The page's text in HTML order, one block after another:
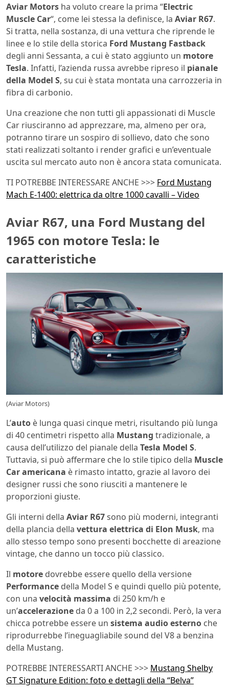
Aviar Motors ha voluto creare la prima “Electric
Muscle Car“, come lei stessa la definisce, la Aviar R67.
Si tratta, nella sostanza, di una vettura che riprende le
linee e lo stile della storica Ford Mustang Fastback
degli anni Sessanta, a cui è stato aggiunto un motore
Tesla. Infatti, l’azienda russa avrebbe ripreso il pianale
della Model S, su cui è stata montata una carrozzeria in
fibra di carbonio.
Una creazione che non tutti gli appassionati di Muscle
Car riusciranno ad apprezzare, ma, almeno per ora,
potranno tirare un sospiro di sollievo, dato che sono
stati realizzati soltanto i render grafici e un’eventuale
uscita sul mercato auto non è ancora stata comunicata.
TI POTREBBE INTERESSARE ANCHE >>> Ford Mustang
Mach E-1400: elettrica da oltre 1000 cavalli – Video
Aviar R67, una Ford Mustang del
1965 con motore Tesla: le
caratteristiche
(Aviar Motors)
L’auto è lunga quasi cinque metri, risultando più lunga
di 40 centimetri rispetto alla Mustang tradizionale, a
causa dell’utilizzo del pianale della Tesla Model S.
Tuttavia, si può affermare che lo stile tipico della Muscle
Caramericana è rimasto intatto, grazie al lavoro dei
designer russi che sono riusciti a mantenere le
proporzioni giuste.
Gli interni della Aviar R67sono più moderni, integranti
della plancia della vettura elettrica di Elon Musk, ma
allo stesso tempo sono presenti bocchette di areazione
vintage, che danno un tocco più classico.
Il motore dovrebbe essere quello della versione
Performance della Model S e quindi quello più potente,
con una velocità massima di 250 km/h e
un’accelerazione da 0 a 100 in 2,2 secondi. Però, la vera
chicca potrebbe essere un sistema audio esterno che
riprodurrebbe l’ineguagliabile sound del V8 a benzina
della Mustang.
POTREBBE INTERESSARTI ANCHE >>> Mustang Shelby
GT Signature Edition: foto e dettagli della “Belva”